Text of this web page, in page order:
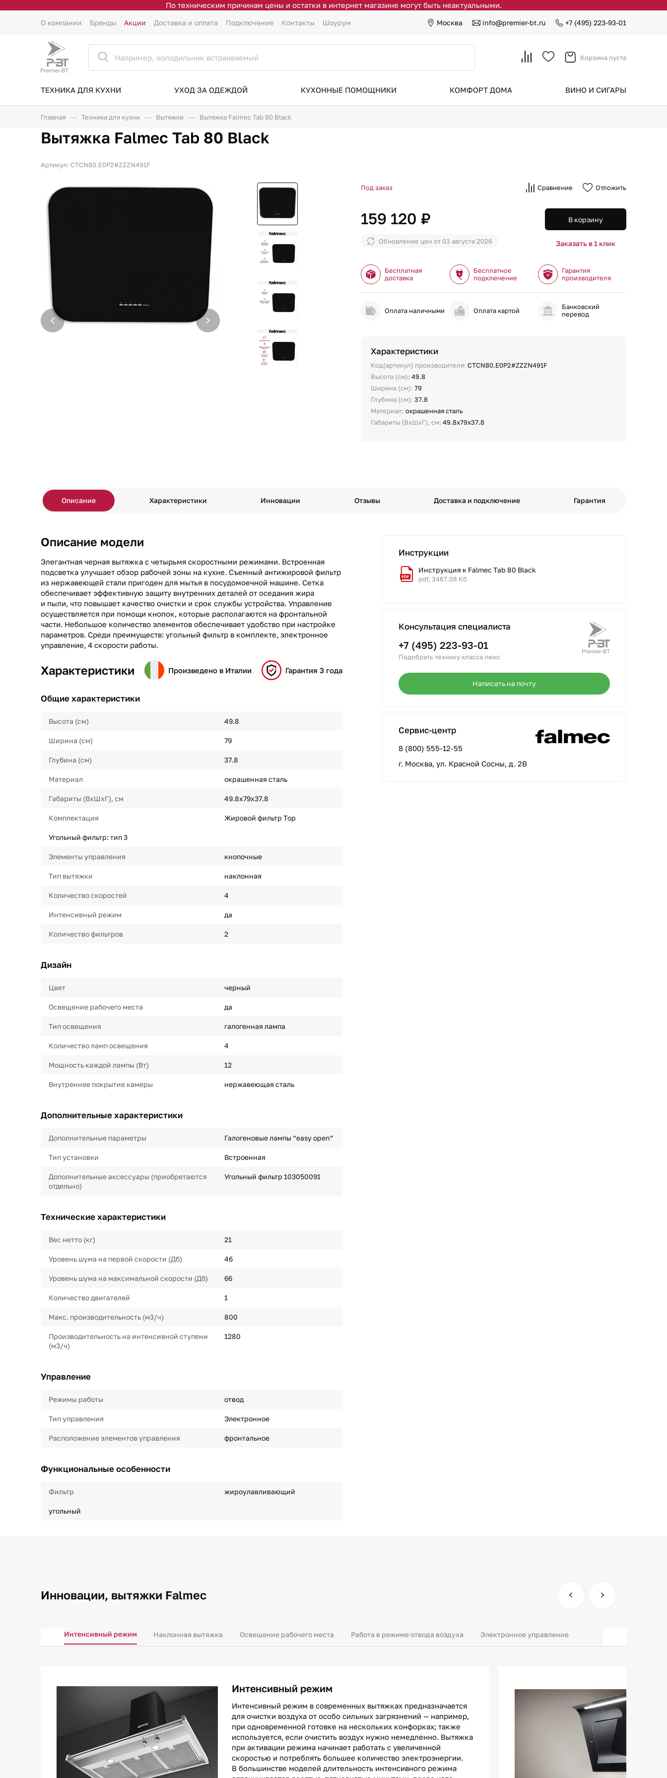
По техническим причинам цены и остатки в интернет магазине могут быть неактуальными.
О компании Бренды Акции Доставка и оплата Подключение Контакты Шоурум Москва info@premier-bt.ru +7 (495) 223-93-01
Корзина пуста
ТЕХНИКА ДЛЯ КУХНИ УХОД ЗА ОДЕЖДОЙ КУХОННЫЕ ПОМОЩНИКИ КОМФОРТ ДОМА ВИНО И СИГАРЫ
Главная Техника для кухни Вытяжки Вытяжка Falmec Tab 80 Black
Вытяжка Falmec Tab 80 Black
Артикул: CTCN80.E0P2#ZZZN491F
Под заказ Сравнение Отложить
159 120 ₽
Обновление цен от 03 августа 2026
В корзину
Заказать в 1 клик
Бесплатная
доставка
Бесплатное
подключение
Гарантия
производителя
Оплата наличными Оплата картой
Банковский
перевод
Характеристики
Код(артикул) производителя:CTCN80.E0P2#ZZZN491F
Высота (см):49.8
Ширина (см):79
Глубина (см):37.8
Материал:окрашенная сталь
Габариты (ВхШхГ), см:49.8х79х37.8
Описание Характеристики Инновации Отзывы Доставка и подключение Гарантия
Описание модели
Элегантная черная вытяжка с четырьмя скоростными режимами. Встроенная
подсветка улучшает обзор рабочей зоны на кухне. Съемный антижировой фильтр
из нержавеющей стали пригоден для мытья в посудомоечной машине. Сетка
обеспечивает эффективную защиту внутренних деталей от оседания жира
и пыли, что повышает качество очистки и срок службы устройства. Управление
осуществляется при помощи кнопок, которые располагаются на фронтальной
части. Небольшое количество элементов обеспечивает удобство при настройке
параметров. Среди преимуществ: угольный фильтр в комплекте, электронное
управление, 4 скорости работы.
Характеристики Произведено в Италии Гарантия 3 года
Общие характеристики
Высота (см) 49.8
Ширина (см) 79
Глубина (см) 37.8
Материал окрашенная сталь
Габариты (ВхШхГ), см 49.8х79х37.8
Комплектация Жировой фильтр Top
Угольный фильтр: тип 3
Элементы управления кнопочные
Тип вытяжки наклонная
Количество скоростей 4
Интенсивный режим да
Количество фильтров 2
Дизайн
Цвет черный
Освещение рабочего места да
Тип освещения галогенная лампа
Количество ламп освещения 4
Мощность каждой лампы (Вт) 12
Внутреннее покрытие камеры нержавеющая сталь
Дополнительные характеристики
Дополнительные параметры Галогеновые лампы “easy open”
Тип установки Встроенная
Дополнительные аксессуары (приобретаются
отдельно)
Угольный фильтр 103050091
Технические характеристики
Вес нетто (кг) 21
Уровень шума на первой скорости (Дб) 46
Уровень шума на максимальной скорости (Дб) 66
Количество двигателей 1
Макс. производительность (м3/ч) 800
Производительность на интенсивной ступени
(м3/ч)
1280
Управление
Режимы работы отвод
Тип управления Электронное
Расположение элементов управления фронтальное
Функциональные особенности
Фильтр жироулавливающий
угольный
Инструкции
Инструкция к Falmec Tab 80 Black
pdf, 3467.08 Кб
Консультация специалиста
+7 (495) 223-93-01
Подобрать технику класса люкс
Написать на почту
Сервис-центр
8 (800) 555-12-55
г. Москва, ул. Красной Сосны, д. 2В
Инновации, вытяжки Falmec
Интенсивный режим Наклонная вытяжка Освещение рабочего места Работа в режиме отвода воздуха Электронное управление
Интенсивный режим
Интенсивный режим в современных вытяжках предназначается
для очистки воздуха от особо сильных загрязнений — например,
при одновременной готовке на нескольких конфорках; также
используется, если очистить воздух нужно немедленно. Вытяжка
при активации режима начинает работать с увеличенной
скоростью и потреблять большее количество электроэнергии.
В большинстве моделей длительность интенсивного режима